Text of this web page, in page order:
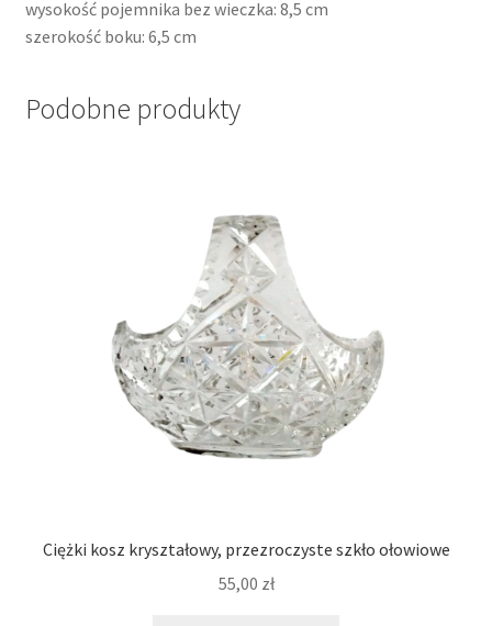
wysokość pojemnika bez wieczka: 8,5 cm
szerokość boku: 6,5 cm
Podobne produkty
Ciężki kosz kryształowy, przezroczyste szkło ołowiowe
55,00 zł